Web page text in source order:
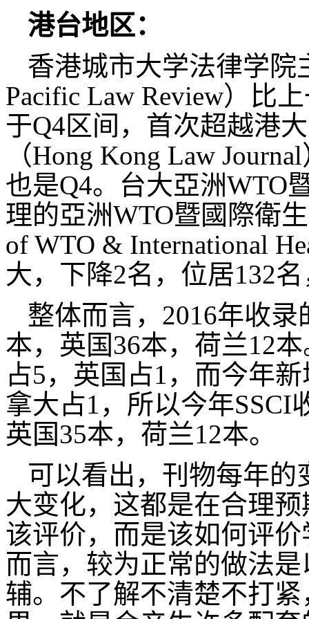
港台地区：
香港城市大学法律学院
Pacific Law Review）比
于Q4区间，首次超越港
（Hong Kong Law
也是Q4。台大亞洲WTO
理的亞洲WTO暨國際衛
of WTO & International
大，下降2名，位居132
整体而言，2016年收
本，英国36本，荷兰12
占5，英国占1，而今年
拿大占1，所以今年SSCI
英国35本，荷兰12本。
可以看出，刊物每年
大变化，这都是在合理
该评价，而是该如何评
而言，较为正常的做法
辅。不了解不清楚不打